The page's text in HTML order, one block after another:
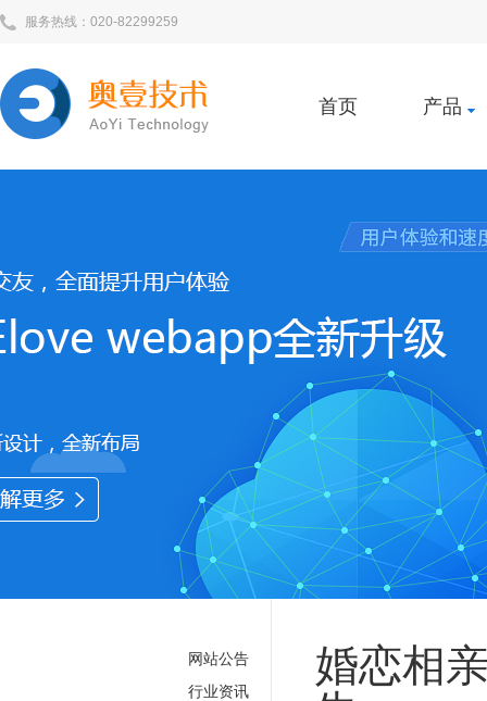
服务热线：020-82299259
首页 产品
网站公告
行业资讯
婚恋相